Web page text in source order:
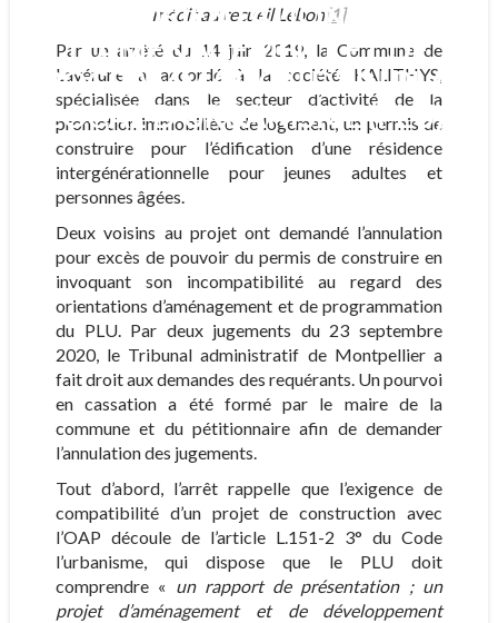
ORIENTATIONS
D’AMÉNAGEMENT ET DE
PROGRAMMATION D’UN PLAN
LOCAL D’URBANISME (PLU).
Inédit au recueil Lebon[1]
Par un arrêté du 14 juin 2019, la Commune de
Lavérune a accordé à la société KALITHYS,
spécialisée dans le secteur d’activité de la
promotion immobilière de logement, un permis de
construire pour l’édification d’une résidence
intergénérationnelle pour jeunes adultes et
personnes âgées.
Deux voisins au projet ont demandé l’annulation
pour excès de pouvoir du permis de construire en
invoquant son incompatibilité au regard des
orientations d’aménagement et de programmation
du PLU. Par deux jugements du 23 septembre
2020, le Tribunal administratif de Montpellier a
fait droit aux demandes des requérants. Un pourvoi
en cassation a été formé par le maire de la
commune et du pétitionnaire afin de demander
l’annulation des jugements.
Tout d’abord, l’arrêt rappelle que l’exigence de
compatibilité d’un projet de construction avec
l’OAP découle de l’article L.151-2 3° du Code
l’urbanisme, qui dispose que le PLU doit
comprendre « un rapport de présentation ; un
projet d’aménagement et de développement